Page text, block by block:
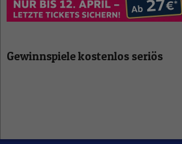
Gewinnspiele kostenlos seriös